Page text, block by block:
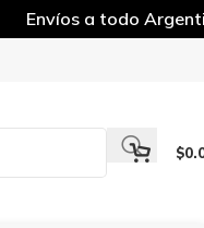
$
Envíos a todo Argentina